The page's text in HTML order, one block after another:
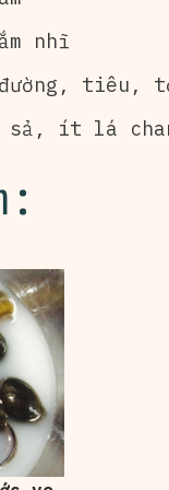
nhĩ
tiêu,
sả, ít lá